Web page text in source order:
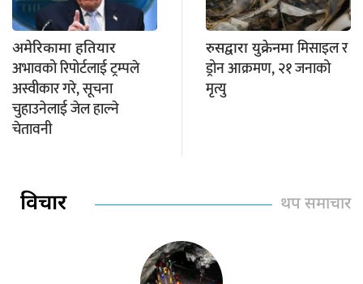
अमेरिकामा हतियार
अभावको रिपोर्टलाई ट्रम्पले
अस्वीकार गरे, सूचना
चुहाउनेलाई जेल हाल्ने
चेतावनी
रुसद्वारा युक्रेनमामिसाइल र
ड्रोन आक्रमण, २१ जनाको
मृत्यु
विचार थप समाचार